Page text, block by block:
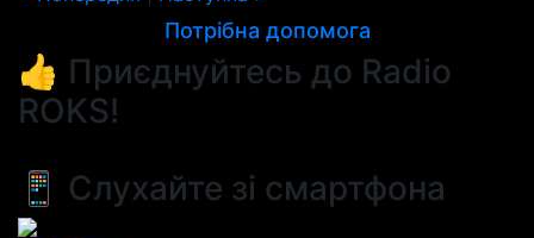
Потрібна допомога
👍 Приєднуйтесь до Radio
ROKS!
📱 Слухайте зі смартфона